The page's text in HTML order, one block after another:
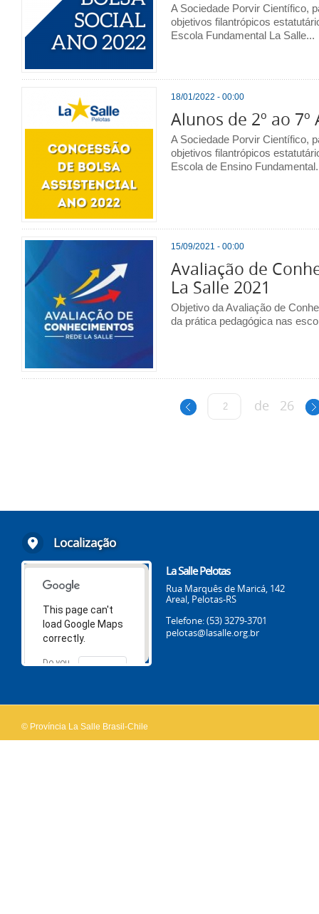
A Sociedade Porvir Científico,
objetivos filantrópicos
Escola Fundamental La Salle...
18/01/2022 - 00:00
Alunos de 2º ao 7º
A Sociedade Porvir Científico,
objetivos filantrópicos
Escola de Ensino
15/09/2021 - 00:00
Avaliação de
La Salle 2021
Objetivo da Avaliação de
da prática pedagógica nas
de 26
Localização
This page can't
load Google Maps
correctly.
Do you
OK
La Salle Pelotas
Rua Marquês de Maricá, 142
Areal, Pelotas-RS
Telefone: (53) 3279-3701
pelotas@lasalle.org.br
© Província La Salle Brasil-Chile